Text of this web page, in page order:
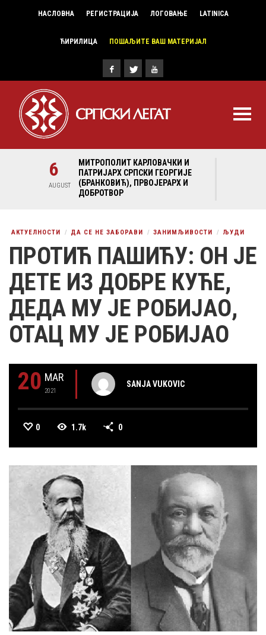
НАСЛОВНА РЕГИСТРАЦИЈА ЛОГОВАЊЕ LATINICA
ЋИРИЛИЦА ПОШАЉИТЕ ВАШ МАТЕРИЈАЛ
6
AUGUST
МИТРОПОЛИТ КАРЛОВАЧКИ И
ПАТРИЈАРХ СРПСКИ ГЕОРГИЈЕ
(БРАНКОВИЋ), ПРВОЈЕРАРХ И
ДОБРОТВОР
АКТУЕЛНОСТИ ДА СЕ НЕ ЗАБОРАВИ ЗАНИМЉИВОСТИ ЉУДИ
ПРОТИЋ ПАШИЋУ: ОН ЈЕ
ДЕТЕ ИЗ ДОБРЕ КУЋЕ,
ДЕДА МУ ЈЕ РОБИЈАО,
ОТАЦ МУ ЈЕ РОБИЈАО
20 MAR
2021
SANJA VUKOVIC
0 1.7k 0